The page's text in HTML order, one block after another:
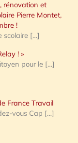
rénovation et
Pierre Montet,
!
scolaire […]
! »
pour le […]
France Travail
vous Cap […]